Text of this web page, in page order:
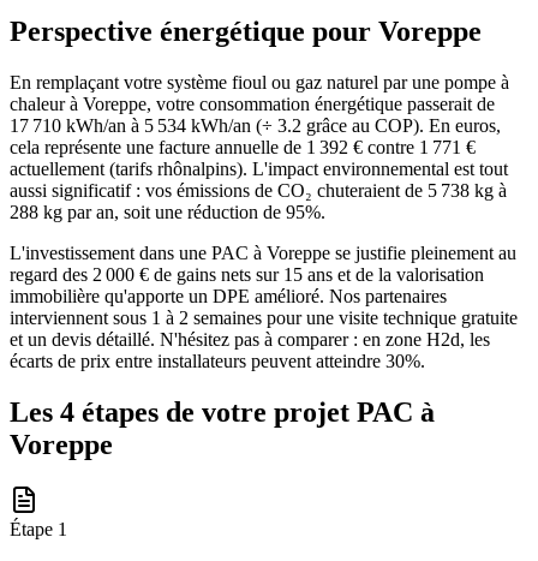
Perspective énergétique pour Voreppe
En remplaçant votre système fioul ou gaz naturel par une pompe à
chaleur à Voreppe, votre consommation énergétique passerait de
17 710 kWh/an à 5 534 kWh/an (÷ 3.2 grâce au COP). En euros,
cela représente une facture annuelle de 1 392 € contre 1 771 €
actuellement (tarifs rhônalpins). L'impact environnemental est tout
aussi significatif : vos émissions de CO₂ chuteraient de 5 738 kg à
288 kg par an, soit une réduction de 95%.
L'investissement dans une PAC à Voreppe se justifie pleinement au
regard des 2 000 € de gains nets sur 15 ans et de la valorisation
immobilière qu'apporte un DPE amélioré. Nos partenaires
interviennent sous 1 à 2 semaines pour une visite technique gratuite
et un devis détaillé. N'hésitez pas à comparer : en zone H2d, les
écarts de prix entre installateurs peuvent atteindre 30%.
Les 4 étapes de votre projet PAC à
Voreppe
Étape 1